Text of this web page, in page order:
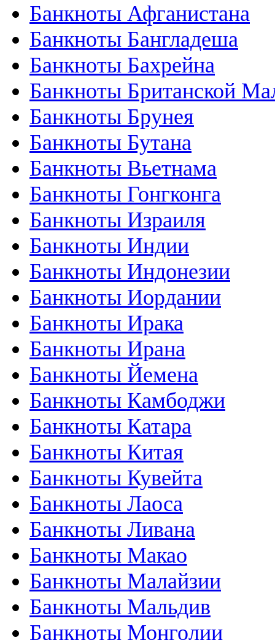
Банкноты Афганистана
Банкноты Бангладеша
Банкноты Бахрейна
Банкноты Британской
Банкноты Брунея
Банкноты Бутана
Банкноты Вьетнама
Банкноты Гонгконга
Банкноты Израиля
Банкноты Индии
Банкноты Индонезии
Банкноты Иордании
Банкноты Ирака
Банкноты Ирана
Банкноты Йемена
Банкноты Камбоджи
Банкноты Катара
Банкноты Китая
Банкноты Кувейта
Банкноты Лаоса
Банкноты Ливана
Банкноты Макао
Банкноты Малайзии
Банкноты Мальдив
Банкноты Монголии